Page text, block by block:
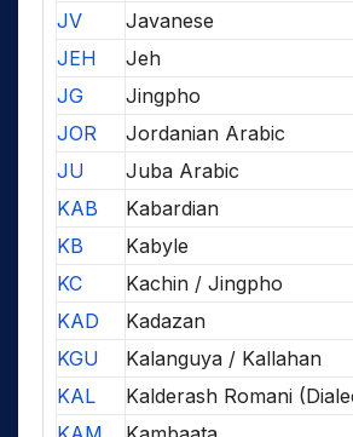
JV
Javanese
JEH
Jeh
JG
Jingpho
JOR
Jordanian Arabic
JU
Juba Arabic
KAB
Kabardian
KB
Kabyle
KC
Kachin / Jingpho
KAD
Kadazan
KGU
Kalanguya / Kallahan
KAL
Kalderash Romani